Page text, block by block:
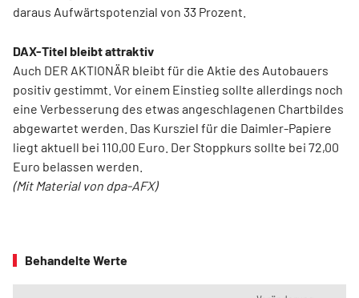
daraus Aufwärtspotenzial von 33 Prozent.
DAX-Titel bleibt attraktiv
Auch DER AKTIONÄR bleibt für die Aktie des Autobauers
positiv gestimmt. Vor einem Einstieg sollte allerdings noch
eine Verbesserung des etwas angeschlagenen Chartbildes
abgewartet werden. Das Kursziel für die Daimler-Papiere
liegt aktuell bei 110,00 Euro. Der Stoppkurs sollte bei 72,00
Euro belassen werden.
(Mit Material von dpa-AFX)
Behandelte Werte